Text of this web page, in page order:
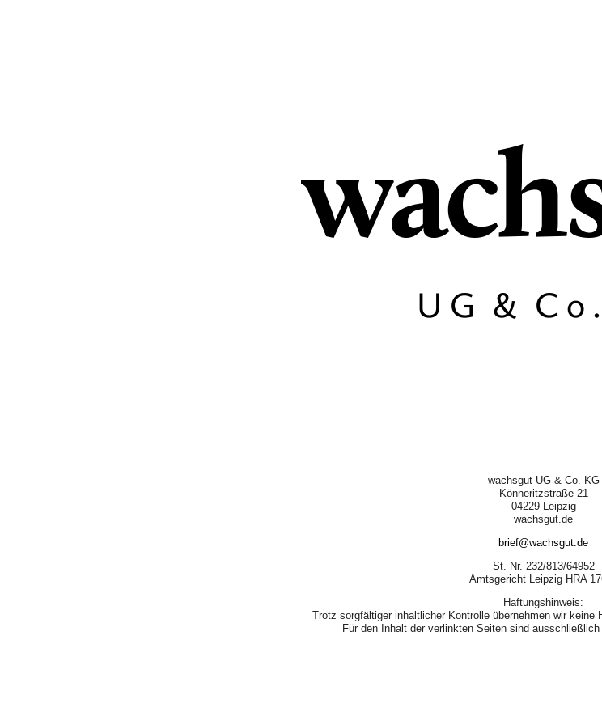
wachsgut UG & Co. KG
Könneritzstraße 21
04229 Leipzig
wachsgut.de
brief@wachsgut.de
St. Nr. 232/813/64952
Amtsgericht Leipzig HRA
Haftungshinweis:
Trotz sorgfältiger inhaltlicher Kontrolle übernehmen wir keine
Für den Inhalt der verlinkten Seiten sind ausschließlich